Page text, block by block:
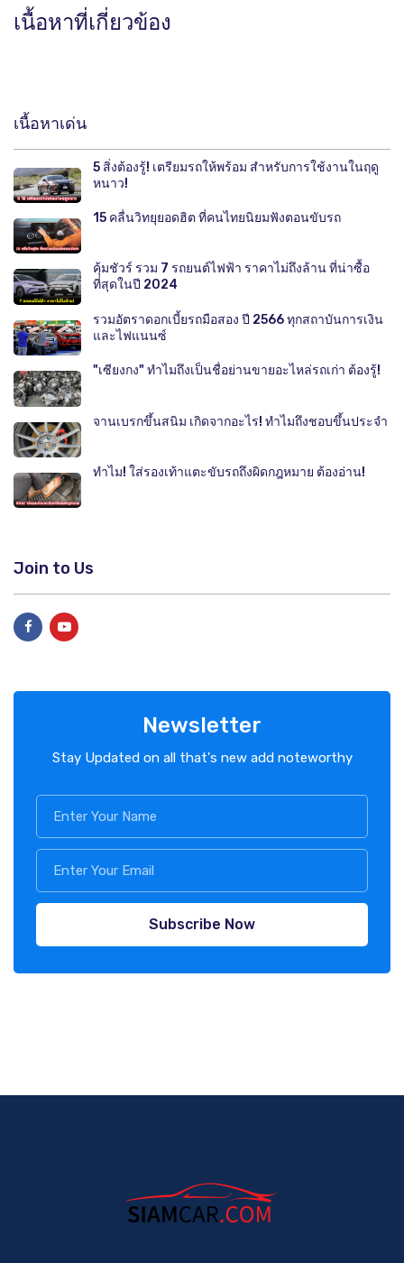
เนื้อหาที่เกี่ยวข้อง
เนื้อหาเด่น
5 สิ่งต้องรู้! เตรียมรถให้พร้อม สำหรับการใช้งานในฤดู
หนาว!
15 คลื่นวิทยุยอดฮิต ที่คนไทยนิยมฟังตอนขับรถ
คุ้มชัวร์ รวม 7 รถยนต์ไฟฟ้า ราคาไม่ถึงล้าน ที่น่าซื้อ
ที่สุดในปี 2024
รวมอัตราดอกเบี้ยรถมือสอง ปี 2566 ทุกสถาบันการเงิน
และไฟแนนซ์
"เซียงกง" ทำไมถึงเป็นชื่อย่านขายอะไหล่รถเก่า ต้องรู้!
จานเบรกขึ้นสนิม เกิดจากอะไร! ทำไมถึงชอบขึ้นประจำ
ทำไม! ใส่รองเท้าแตะขับรถถึงผิดกฎหมาย ต้องอ่าน!
Join to Us
Newsletter
Stay Updated on all that's new add noteworthy
Subscribe Now